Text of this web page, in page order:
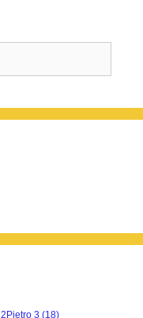
2Pietro 3 (18)